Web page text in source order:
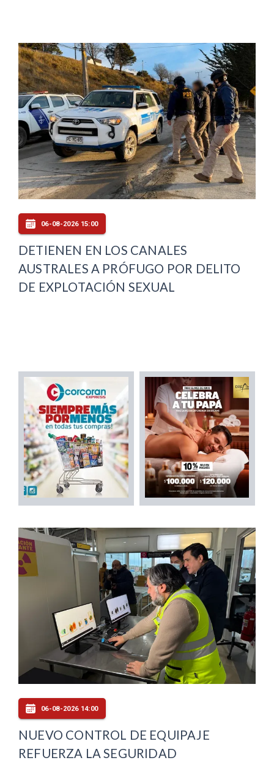
06-08-2026 15:00
DETIENEN EN LOS CANALES
AUSTRALES A PRÓFUGO POR DELITO
DE EXPLOTACIÓN SEXUAL
06-08-2026 14:00
NUEVO CONTROL DE EQUIPAJE
REFUERZA LA SEGURIDAD